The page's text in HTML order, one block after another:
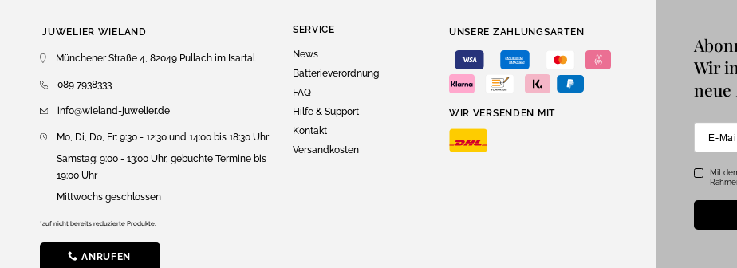
JUWELIER WIELAND
Münchener Straße 4, 82049 Pullach im Isartal
089 7938333
info@wieland-juwelier.de
Mo, Di, Do, Fr: 9:30 - 12:30 und 14:00 bis 18:30 Uhr
Samstag: 9:00 - 13:00 Uhr, gebuchte Termine bis
19:00 Uhr
Mittwochs geschlossen
*auf nicht bereits reduzierte Produkte.
ANRUFEN
SERVICE
News
Batterieverordnung
FAQ
Hilfe & Support
Kontakt
Versandkosten
UNSERE ZAHLUNGSARTEN
WIR VERSENDEN MIT
Wir
neue
Mit